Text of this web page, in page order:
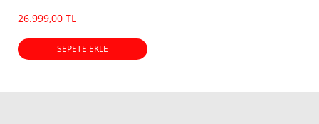
26.999,00 TL
SEPETE EKLE